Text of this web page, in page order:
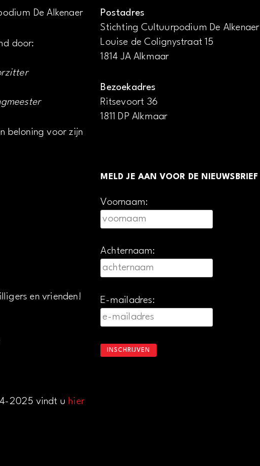
De Alkenaer
door:
beloning voor zijn
en vrienden!
2025 vindt u hier
Postadres
Stichting Cultuurpodium De Alkenaer
Louise de Colignystraat 15
1814 JA Alkmaar
Bezoekadres
Ritsevoort 36
1811 DP Alkmaar
MELD JE AAN VOOR DE NIEUWSBRIEF
Voornaam:
Achternaam:
E-mailadres: